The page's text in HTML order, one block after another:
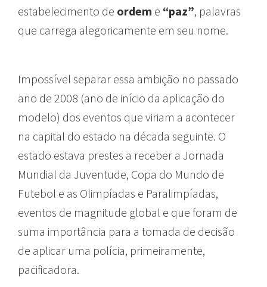
estabelecimento de ordem e “paz”, palavras
que carrega alegoricamente em seu nome.
Impossível separar essa ambição no passado
ano de 2008 (ano de início da aplicação do
modelo) dos eventos que viriam a acontecer
na capital do estado na década seguinte. O
estado estava prestes a receber a Jornada
Mundial da Juventude, Copa do Mundo de
Futebol e as Olimpíadas e Paralimpíadas,
eventos de magnitude global e que foram de
suma importância para a tomada de decisão
de aplicar uma polícia, primeiramente,
pacificadora.